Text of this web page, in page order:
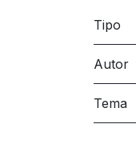
Tipo
Autor
Tema